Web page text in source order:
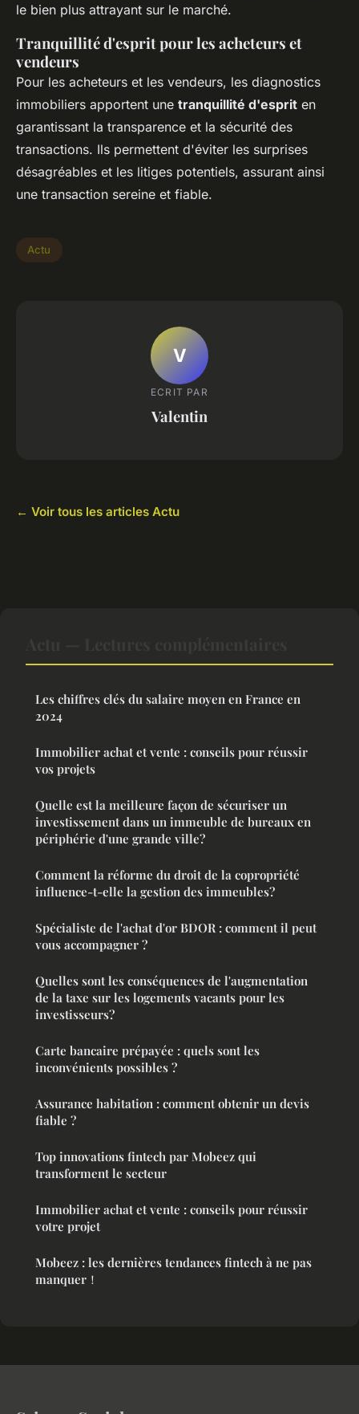
le bien plus attrayant sur le marché.
Tranquillité d'esprit pour les acheteurs et
vendeurs
Pour les acheteurs et les vendeurs, les diagnostics
immobiliers apportent une tranquillité d'esprit en
garantissant la transparence et la sécurité des
transactions. Ils permettent d'éviter les surprises
désagréables et les litiges potentiels, assurant ainsi
une transaction sereine et fiable.
Actu
V
ECRIT PAR
Valentin
← Voir tous les articles Actu
Les chiffres clés du salaire moyen en France en
2024
Immobilier achat et vente : conseils pour réussir
vos projets
Quelle est la meilleure façon de sécuriser un
investissement dans un immeuble de bureaux en
périphérie d'une grande ville?
Comment la réforme du droit de la copropriété
influence-t-elle la gestion des immeubles?
Spécialiste de l'achat d'or BDOR : comment il peut
vous accompagner ?
Quelles sont les conséquences de l'augmentation
de la taxe sur les logements vacants pour les
investisseurs?
Carte bancaire prépayée : quels sont les
inconvénients possibles ?
Assurance habitation : comment obtenir un devis
fiable ?
Top innovations fintech par Mobeez qui
transforment le secteur
Immobilier achat et vente : conseils pour réussir
votre projet
Mobeez : les dernières tendances fintech à ne pas
manquer！